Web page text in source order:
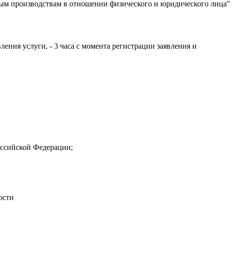
производствам в отношении физического и юридического лица"
услуги, - 3 часа с момента регистрации заявления и
Федерации;